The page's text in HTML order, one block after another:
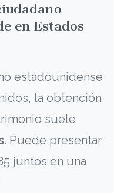
en Estados
estadounidense
la obtención
suele
. Puede presentar
juntos en una